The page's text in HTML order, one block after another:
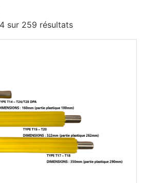
sur 259 résultats